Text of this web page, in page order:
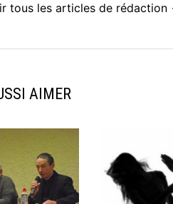
tous les articles de
AIMER